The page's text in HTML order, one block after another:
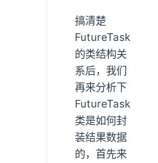
搞清楚
FutureTask
的类结构关
系后，我们
再来分析下
FutureTask
类是如何封
装结果数据
的，首先来